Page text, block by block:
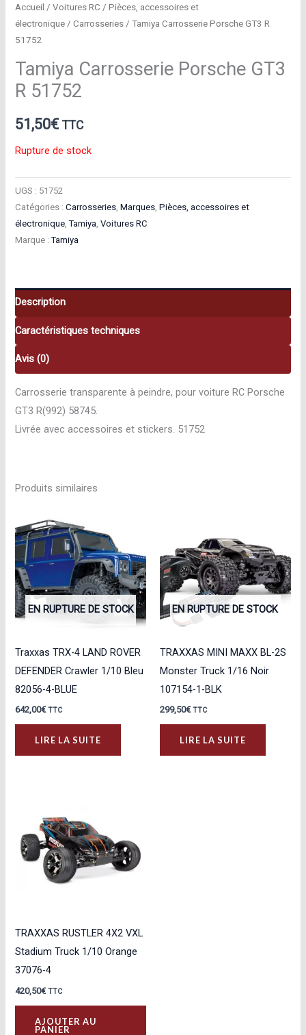
Accueil /Voitures RC /Pièces, accessoires et
électronique /Carrosseries / Tamiya Carrosserie Porsche GT3 R
51752
Tamiya Carrosserie Porsche GT3
R 51752
51,50€ TTC
Rupture de stock
UGS : 51752
Catégories :Carrosseries ,Marques ,Pièces, accessoires et
électronique ,Tamiya ,Voitures RC
Marque :Tamiya
Description
Caractéristiques techniques
Avis (0)
Carrosserie transparente à peindre, pour voiture RC Porsche
GT3 R(992) 58745.
Livrée avec accessoires et stickers. 51752
Produits similaires
EN RUPTURE DE STOCK
Traxxas TRX-4 LAND ROVER
DEFENDER Crawler 1/10 Bleu
82056-4-BLUE
642,00€ TTC
LIRE LA SUITE
EN RUPTURE DE STOCK
TRAXXAS MINI MAXX BL-2S
Monster Truck 1/16 Noir
107154-1-BLK
299,50€ TTC
LIRE LA SUITE
TRAXXAS RUSTLER 4X2 VXL
Stadium Truck 1/10 Orange
37076-4
420,50€ TTC
AJOUTER AU
PANIER